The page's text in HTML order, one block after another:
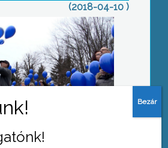
(2018-04-10 )
klub